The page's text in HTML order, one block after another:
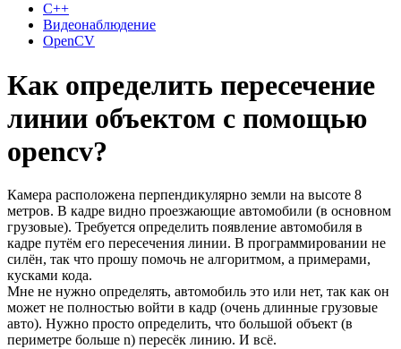
C++
Видеонаблюдение
OpenCV
Как определить пересечение
линии объектом с помощью
opencv?
Камера расположена перпендикулярно земли на высоте 8
метров. В кадре видно проезжающие автомобили (в основном
грузовые). Требуется определить появление автомобиля в
кадре путём его пересечения линии. В программировании не
силён, так что прошу помочь не алгоритмом, а примерами,
кусками кода.
Мне не нужно определять, автомобиль это или нет, так как он
может не полностью войти в кадр (очень длинные грузовые
авто). Нужно просто определить, что большой объект (в
периметре больше n) пересёк линию. И всё.